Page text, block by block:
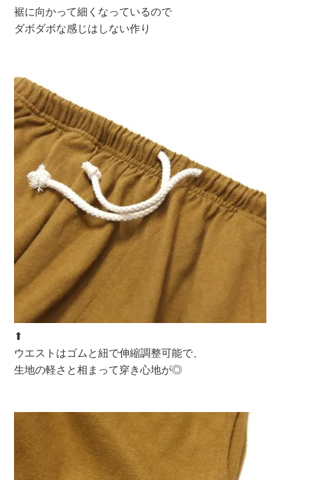
裾に向かって細くなっているので
ダボダボな感じはしない作り
⬆︎
ウエストはゴムと紐で伸縮調整可能で、
生地の軽さと相まって穿き心地が◎